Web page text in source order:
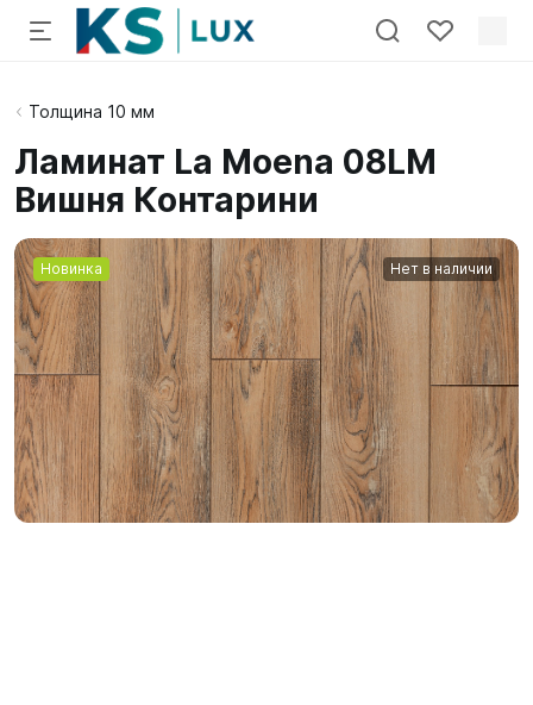
Толщина 10 мм
Ламинат La Moena 08LM
Вишня Контарини
Новинка Нет в наличии